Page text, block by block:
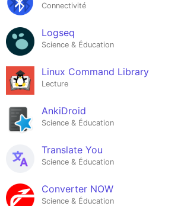
Connectivité
Logseq
Science & Éducation
Linux Command Library
Lecture
AnkiDroid
Science & Éducation
Translate You
Science & Éducation
Converter NOW
Science & Éducation